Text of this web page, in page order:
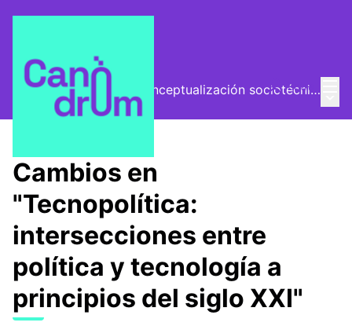
EntraEl Vector (vector de conceptualización sociotécnica)
Encuentros
Cambios en
"Tecnopolítica:
intersecciones entre
política y tecnología a
principios del siglo XXI"